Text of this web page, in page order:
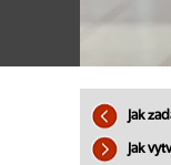
Jak
Jak